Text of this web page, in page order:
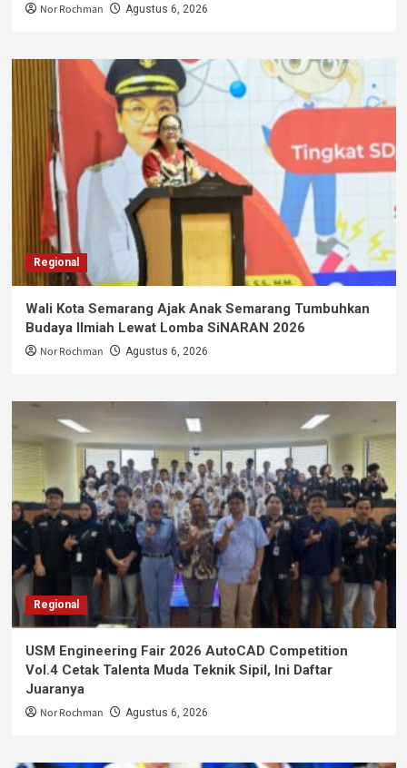
Nor Rochman Agustus 6, 2026
Regional
Wali Kota Semarang Ajak Anak Semarang Tumbuhkan
Budaya Ilmiah Lewat Lomba SiNARAN 2026
Nor Rochman Agustus 6, 2026
Regional
USM Engineering Fair 2026 AutoCAD Competition
Vol.4 Cetak Talenta Muda Teknik Sipil, Ini Daftar
Juaranya
Nor Rochman Agustus 6, 2026